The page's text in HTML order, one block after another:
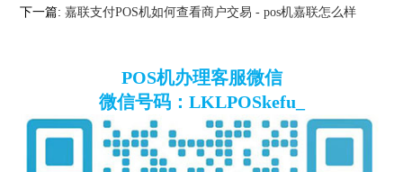
下一篇:嘉联支付POS机如何查看商户交易 - pos机嘉联怎么样
POS机办理客服微信
微信号码：LKLPOSkefu_